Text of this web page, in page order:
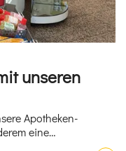
unseren
Apotheken-
eine…